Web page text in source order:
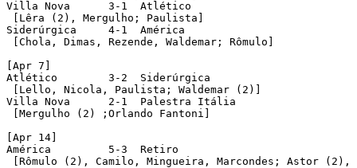
Villa Nova 	3-1  Atlético
[Lêra (2), Mergulho; Paulista]
Siderúrgica 	4-1  América
[Chola, Dimas, Rezende, Waldemar; Rômulo]
[Apr 7]
Atlético 	3-2  Siderúrgica
[Lello, Nicola, Paulista; Waldemar (2)]
Villa Nova 	2-1  Palestra Itália
[Mergulho (2) ;Orlando Fantoni]
[Apr 14]
América 	5-3  Retiro
[Rômulo (2), Camilo, Mingueira, Marcondes; Astor (2),